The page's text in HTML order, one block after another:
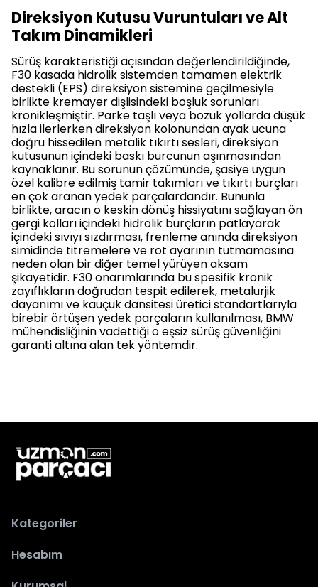
Direksiyon Kutusu Vuruntuları ve Alt
Takım Dinamikleri
Sürüş karakteristiği açısından değerlendirildiğinde,
F30 kasada hidrolik sistemden tamamen elektrik
destekli (EPS) direksiyon sistemine geçilmesiyle
birlikte kremayer dişlisindeki boşluk sorunları
kronikleşmiştir. Parke taşlı veya bozuk yollarda düşük
hızla ilerlerken direksiyon kolonundan ayak ucuna
doğru hissedilen metalik tıkırtı sesleri, direksiyon
kutusunun içindeki baskı burcunun aşınmasından
kaynaklanır. Bu sorunun çözümünde, şasiye uygun
özel kalibre edilmiş tamir takımları ve tıkırtı burçları
en çok aranan yedek parçalardandır. Bununla
birlikte, aracın o keskin dönüş hissiyatını sağlayan ön
gergi kolları içindeki hidrolik burçların patlayarak
içindeki sıvıyı sızdırması, frenleme anında direksiyon
simidinde titremelere ve rot ayarının tutmamasına
neden olan bir diğer temel yürüyen aksam
şikayetidir. F30 onarımlarında bu spesifik kronik
zayıflıkların doğrudan tespit edilerek, metalurjik
dayanımı ve kauçuk dansitesi üretici standartlarıyla
birebir örtüşen yedek parçaların kullanılması, BMW
mühendisliğinin vadettiği o eşsiz sürüş güvenliğini
garanti altına alan tek yöntemdir.
Kategoriler
Hesabım